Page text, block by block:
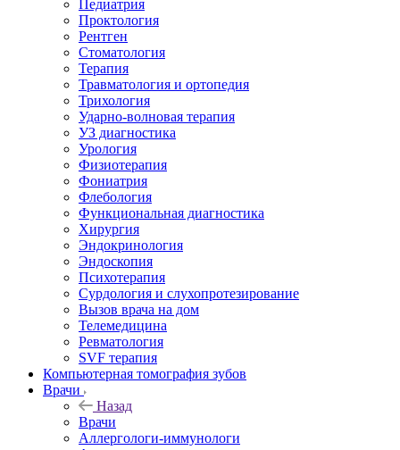
Педиатрия
Проктология
Рентген
Стоматология
Терапия
Травматология и ортопедия
Трихология
Ударно-волновая терапия
УЗ диагностика
Урология
Физиотерапия
Фониатрия
Флебология
Функциональная диагностика
Хирургия
Эндокринология
Эндоскопия
Психотерапия
Сурдология и слухопротезирование
Вызов врача на дом
Телемедицина
Ревматология
SVF терапия
Компьютерная томография зубов
Врачи
Назад
Врачи
Аллергологи-иммунологи